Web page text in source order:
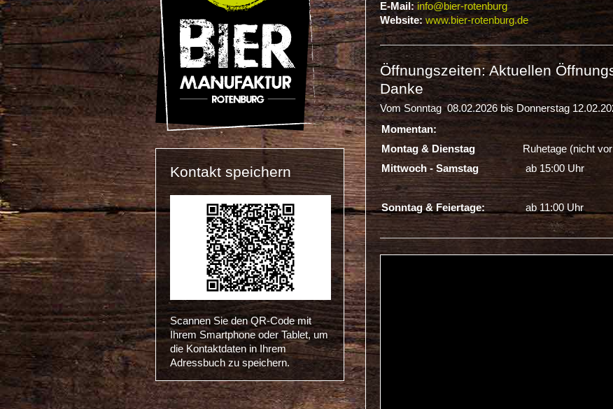
Kontakt speichern
Scannen Sie den QR-Code mit
Ihrem Smartphone oder Tablet, um
die Kontaktdaten in Ihrem
Adressbuch zu speichern.
E-Mail: info@bier-rotenburg
Website: www.bier-rotenburg.de
Öffnungszeiten: Aktuellen
Danke
Vom Sonntag 08.02.2026 bis Donnerstag
Momentan:
Montag & Dienstag
Ruhetage (nicht
Mittwoch - Samstag
ab 15:00 Uhr
Sonntag & Feiertage: ab 11:00 Uhr